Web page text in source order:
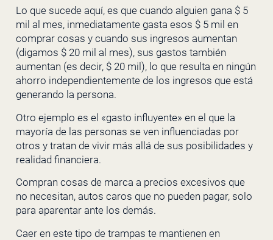
Lo que sucede aquí, es que cuando alguien gana $ 5
mil al mes, inmediatamente gasta esos $ 5 mil en
comprar cosas y cuando sus ingresos aumentan
(digamos $ 20 mil al mes), sus gastos también
aumentan (es decir, $ 20 mil), lo que resulta en ningún
ahorro independientemente de los ingresos que está
generando la persona.
Otro ejemplo es el «gasto influyente» en el que la
mayoría de las personas se ven influenciadas por
otros y tratan de vivir más allá de sus posibilidades y
realidad financiera.
Compran cosas de marca a precios excesivos que
no necesitan, autos caros que no pueden pagar, solo
para aparentar ante los demás.
Caer en este tipo de trampas te mantienen en